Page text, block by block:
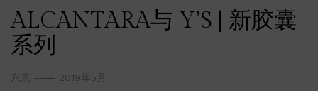
ALCANTARA与 Y’S | 新胶囊
系列
东京 2019年5月